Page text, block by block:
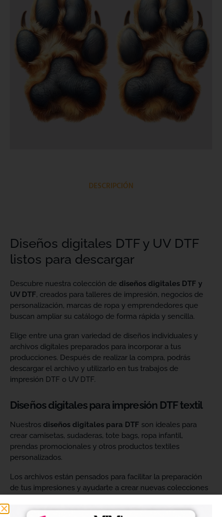
DESCRIPCIÓN
Diseños digitales DTF y UV DTF
listos para descargar
Descubre nuestra colección de diseños digitales DTF y
UV DTF, creados para talleres de impresión, negocios de
personalización, marcas de ropa y emprendedores que
buscan ampliar su catálogo de forma rápida y sencilla.
Elige entre una gran variedad de diseños individuales y
archivos digitales preparados para incorporar a tus
producciones. Después de realizar la compra, podrás
descargar el archivo y utilizarlo en tus trabajos de
impresión DTF o UV DTF.
Diseños digitales para impresión DTF textil
Nuestros diseños digitales para DTF son ideales para
crear camisetas, sudaderas, tote bags, ropa infantil,
prendas promocionales y otros productos textiles
personalizados.
Los archivos están pensados para facilitar la preparación
de tus impresiones y ayudarte a crear nuevas colecciones
tendrás que adaptar el tamaño a tus necesidades, preparar